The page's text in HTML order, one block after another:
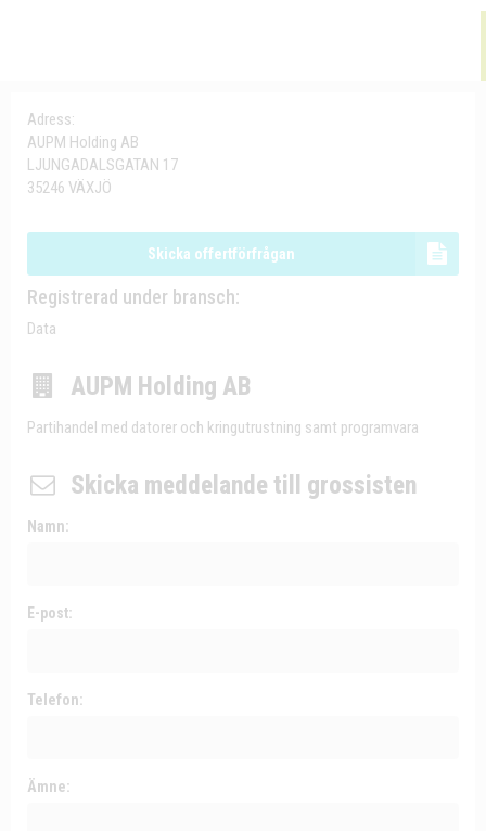
Adress:
AUPM Holding AB
LJUNGADALSGATAN 17
35246 VÄXJÖ
Skicka offertförfrågan
Registrerad under bransch:
Data
AUPM Holding AB
Partihandel med datorer och kringutrustning samt programvara
Skicka meddelande till grossisten
Namn:
E-post:
Telefon:
Ämne: